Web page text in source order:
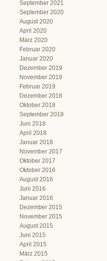
September 2021
September 2020
August 2020
April 2020
März 2020
Februar 2020
Januar 2020
Dezember 2019
November 2019
Februar 2019
Dezember 2018
Oktober 2018
September 2018
Juni 2018
April 2018
Januar 2018
November 2017
Oktober 2017
Oktober 2016
August 2016
Juni 2016
Januar 2016
Dezember 2015
November 2015
August 2015
Juni 2015
April 2015
März 2015